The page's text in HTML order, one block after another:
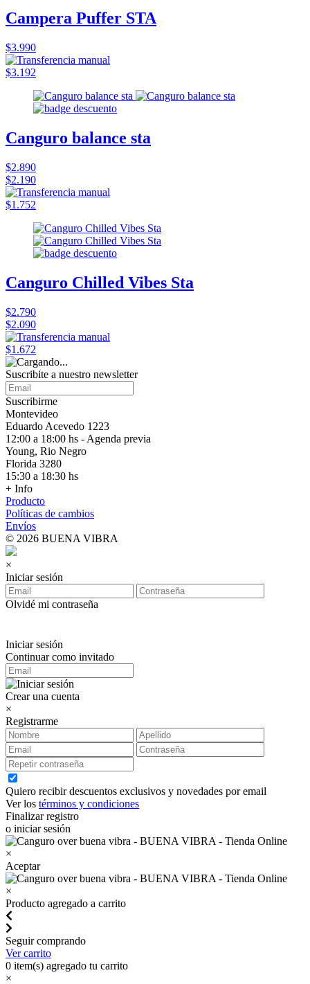
Campera Puffer STA
$3.990
$3.192
Canguro balance sta
$2.890
$2.190
$1.752
Canguro Chilled Vibes Sta
$2.790
$2.090
$1.672
Suscribite a nuestro newsletter
Suscribirme
Montevideo
Eduardo Acevedo 1223
12:00 a 18:00 hs - Agenda previa
Young, Rio Negro
Florida 3280
15:30 a 18:30 hs
+ Info
Producto
Políticas de cambios
Envíos
© 2026 BUENA VIBRA
×
Iniciar sesión
Olvidé mi contraseña
Iniciar sesión
Continuar como invitado
Crear una cuenta
×
Registrarme
Quiero recibir descuentos exclusivos y novedades por email
Ver los términos y condiciones
Finalizar registro
o iniciar sesión
×
Aceptar
×
Producto agregado a carrito
Seguir comprando
Ver carrito
0 item(s) agregado tu carrito
×